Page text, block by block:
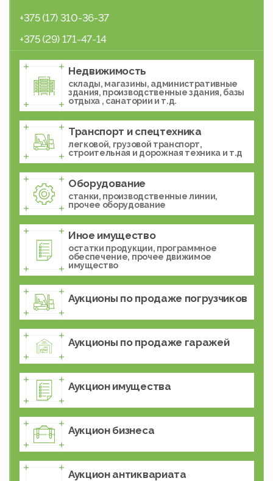
+375 (17) 310-36-37
+375 (29) 171-47-14
Недвижимость
склады, магазины, административные
здания, производственные здания, базы
отдыха , санатории и т.д.
Транспорт и спецтехника
легковой, грузовой транспорт,
строительная и дорожная техника и т.д
Оборудование
станки, производственные линии,
прочее оборудование
Иное имущество
остатки продукции, программное
обеспечение, прочее движимое
имущество
Аукционы по продаже погрузчиков
Аукционы по продаже гаражей
Аукцион имущества
Аукцион бизнеса
Аукцион антиквариата